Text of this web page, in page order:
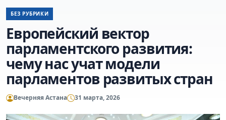
БЕЗ РУБРИКИ
Европейский вектор
парламентского развития:
чему нас учат модели
парламентов развитых стран
Вечерняя Астана 31 марта, 2026